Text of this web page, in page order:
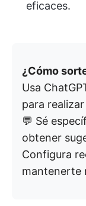
eficaces.
¿Cómo
Usa
para
💬 Sé
obtener
Configura
mantenerte